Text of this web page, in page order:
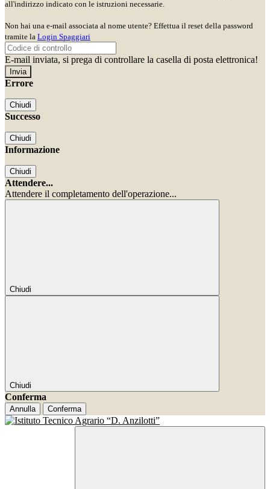
all'indirizzo indicato con le istruzioni necessarie.
Non hai una e-mail associata al nome utente? Effettua il reset della password
tramite la Login Spaggiari
E-mail inviata, si prega di controllare la casella di posta elettronica!
Errore
Chiudi
Successo
Chiudi
Informazione
Chiudi
Attendere...
Attendere il completamento dell'operazione...
Chiudi
Chiudi
Conferma
Annulla Conferma